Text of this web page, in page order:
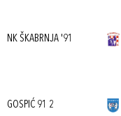
NK ŠKABRNJA '91
GOSPIĆ 91 2